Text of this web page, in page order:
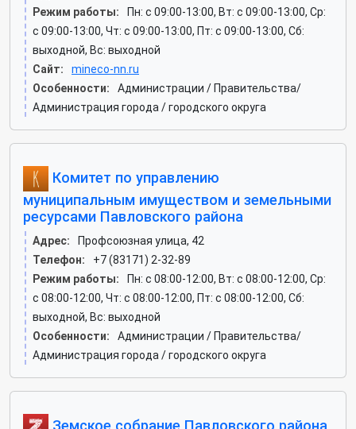
Режим работы:
Пн: c 09:00-13:00, Вт: c 09:00-13:00, Ср:
c 09:00-13:00, Чт: c 09:00-13:00, Пт: c 09:00-13:00, Сб:
выходной, Вс: выходной
Сайт:
mineco-nn.ru
Особенности:
Администрации / Правительства/
Администрация города / городского округа
Комитет по управлению
муниципальным имуществом и земельными
ресурсами Павловского района
Адрес:
Профсоюзная улица, 42
Телефон:
+7 (83171) 2-32-89
Режим работы:
Пн: c 08:00-12:00, Вт: c 08:00-12:00, Ср:
c 08:00-12:00, Чт: c 08:00-12:00, Пт: c 08:00-12:00, Сб:
выходной, Вс: выходной
Особенности:
Администрации / Правительства/
Администрация города / городского округа
Земское собрание Павловского района